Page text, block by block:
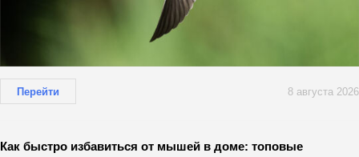
Перейти 8 августа 2026
Как быстро избавиться от мышей в доме: топовые